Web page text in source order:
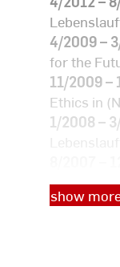
4/2009 –
for the
11/2009 –
Ethics in
1/2008 –
rebequa-
show